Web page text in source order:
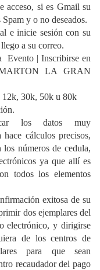
acceso, si es Gmail su
y o no deseados.
e inicie sesión con su
a su correo.
Evento | Inscribirse en
LA GRAN
12k, 30k, 50k u 80k
los datos muy
cálculos precisos,
números de cedula,
ya que allí es
todos los elementos
exitosa de su
dos ejemplares del
electrónico, y dirigirse
de los centros de
para que sean
recaudador del pago